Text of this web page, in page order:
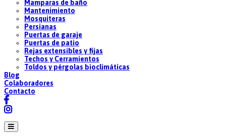
Mamparas de baño
Mantenimiento
Mosquiteras
Persianas
Puertas de garaje
Puertas de patio
Rejas extensibles y fijas
Techos y Cerramientos
Toldos y pérgolas bioclimáticas
Blog
Colaboradores
Contacto